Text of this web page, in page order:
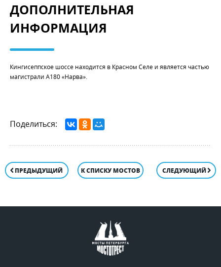
ДОПОЛНИТЕЛЬНАЯ
ИНФОРМАЦИЯ
Кингисеппское шоссе находится в Красном Селе и является частью
магистрали А180 «Нарва».
Поделиться:
ПРЕДЫДУЩИЙ К СПИСКУ МОСТОВ СЛЕДУЮЩИЙ